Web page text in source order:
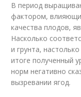
В период
фактором,
качества плодов,
Насколько
и грунта,
итоге полученный
норм негативно
вызревании ягод.